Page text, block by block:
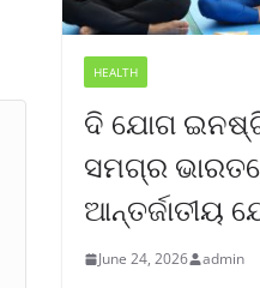
HEALTH
ଦି ଯୋଗ
ସମଗ୍ର
ଆନ୍ତର୍ଜାତୀୟ
June 24, 2026 admin